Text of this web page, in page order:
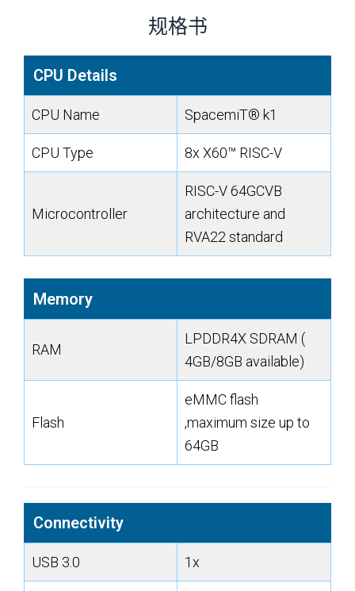
规格书
CPU Details
CPU Name SpacemiT® k1
CPU Type 8x X60™ RISC-V
Microcontroller
RISC-V 64GCVB
architecture and
RVA22 standard
Memory
RAM
LPDDR4X SDRAM (
4GB/8GB available)
Flash
eMMC flash
,maximum size up to
64GB
Connectivity
USB 3.0 1x